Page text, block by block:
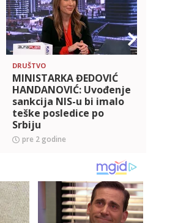
DRUŠTVO
MINISTARKA ĐEDOVIĆ
HANDANOVIĆ: Uvođenje
sankcija NIS-u bi imalo
teške posledice po
Srbiju
pre 2 godine